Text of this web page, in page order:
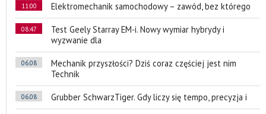
11:00 Elektromechanik samochodowy – zawód, bez którego
08:47
Test Geely Starray EM-i. Nowy wymiar hybrydy i
wyzwanie dla
06.08
Mechanik przyszłości? Dziś coraz częściej jest nim
Technik
06.08 Grubber SchwarzTiger. Gdy liczy się tempo, precyzja i